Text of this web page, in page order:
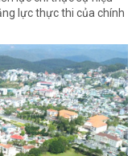
lực thực thi của chính